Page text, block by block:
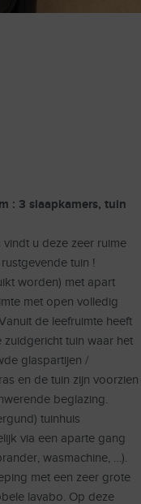
: 3 slaapkamers, tuin
u deze zeer ruime
tuin !
worden) met apart
met open volledig
de leefruimte heeft
tuin waar het
glaspartijen /
en de tuin zijn voorzien
beglazing.
tuinhuis
via een aparte gang
wasmachine, …).
met een zeer grote
lavabo. Op deze